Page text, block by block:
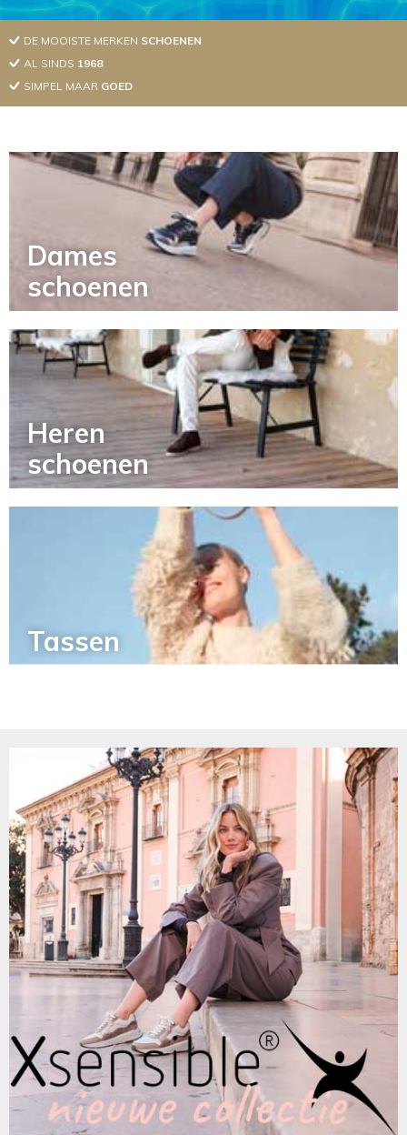
DE MOOISTE MERKEN SCHOENEN
AL SINDS 1968
SIMPEL MAAR GOED
Dames
schoenen
Heren
schoenen
Tassen